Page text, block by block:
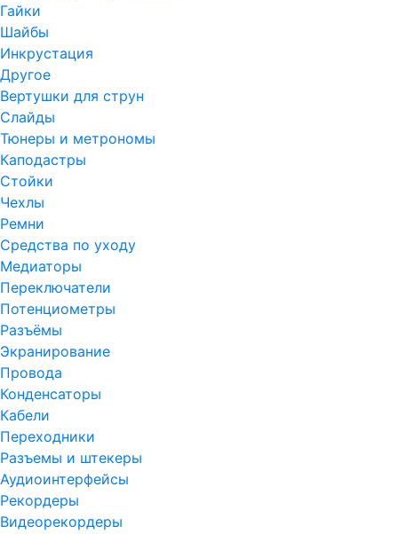
Гайки
Шайбы
Инкрустация
Другое
Вертушки для струн
Слайды
Тюнеры и метрономы
Каподастры
Стойки
Чехлы
Ремни
Средства по уходу
Медиаторы
Переключатели
Потенциометры
Разъёмы
Экранирование
Провода
Конденсаторы
Кабели
Переходники
Разъемы и штекеры
Аудиоинтерфейсы
Рекордеры
Видеорекордеры